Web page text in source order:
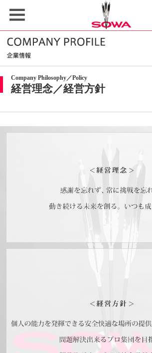
Company Philosophy／Policy
経営理念／経営方針